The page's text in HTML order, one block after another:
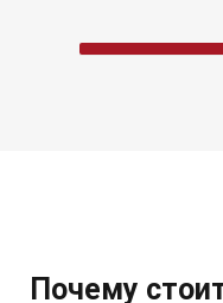
Почему